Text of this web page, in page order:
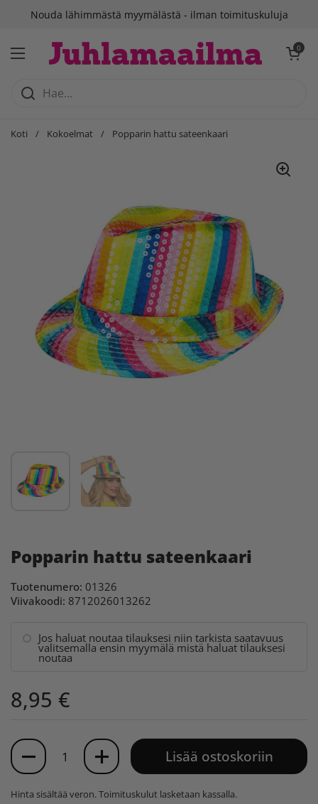
Siirry sisältöön
Nouda lähimmästä myymälästä - ilman toimituskuluja
Avaa valikko
Avaa 0
Koti / Kokoelmat / Popparin hattu sateenkaari
Popparin hattu sateenkaari
Tuotenumero: 01326
Viivakoodi: 8712026013262
Jos haluat noutaa tilauksesi niin tarkista saatavuus
valitsemalla ensin myymälä mistä haluat tilauksesi
noutaa
8,95 €
Määrä
Lisää ostoskoriin
Hinta sisältää veron.Toimituskulut lasketaan kassalla.